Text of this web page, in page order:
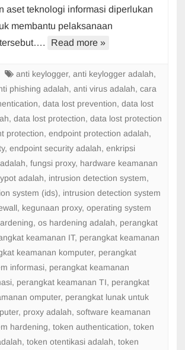
Informasi
aset teknologi informasi diperlukan
membantu pelaksanaan
Read more »
anti keylogger, anti keylogger adalah,
phishing adalah, anti virus adalah, cara
, data lost prevention, data lost
, data lost protection, data lost protection
protection, endpoint protection adalah,
, endpoint security adalah, enkripsi
, fungsi proxy, hardware keamanan
adalah, intrusion detection system,
system (ids), intrusion detection system
, kegunaan proxy, operating system
, os hardening adalah, perangkat
keamanan IT, perangkat keamanan
keamanan komputer, perangkat
informasi, perangkat keamanan
, perangkat keamanan TI, perangkat
omputer, perangkat lunak untuk
, proxy adalah, software keamanan
hardening, token authentication, token
, token otentikasi adalah, token